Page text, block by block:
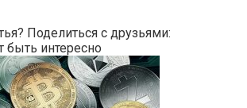
Поделиться с друзьями:
интересно